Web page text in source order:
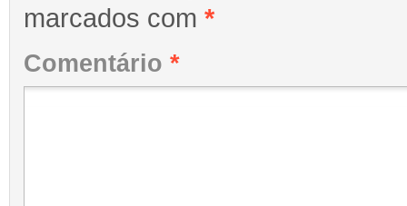
marcados com *
Comentário *